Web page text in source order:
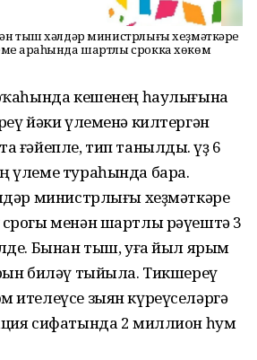
тыш хәлдәр министрлығы хеҙмәткәре
арҡаһында шартлы срокка хөкөм
кешенең һаулығына
йәки үлеменә килтергән
ғәйепле, тип танылды. Һүҙ 6
үлеме тураһында бара.
министрлығы хеҙмәткәре
менән шартлы рәүештә 3
Бынан тыш, уға йыл ярым
биләү тыйыла. Тикшереү
зыян күреүселәргә
сифатында 2 миллион һум